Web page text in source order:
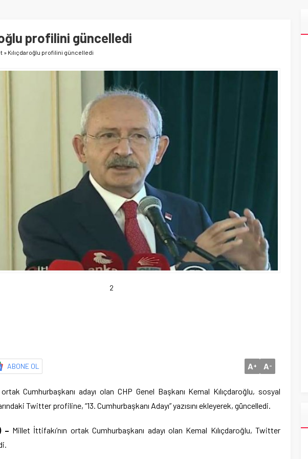
profilini güncelledi
» Kılıçdaroğlu profilini güncelledi
2
ABONE OL A+ A-
ortak Cumhurbaşkanı adayı olan CHP Genel Başkanı Kemal Kılıçdaroğlu, sosyal
Twitter profiline, “13. Cumhurbaşkanı Adayı” yazısını ekleyerek, güncelledi.
– Millet İttifakı’nın ortak Cumhurbaşkanı adayı olan Kemal Kılıçdaroğlu, Twitter